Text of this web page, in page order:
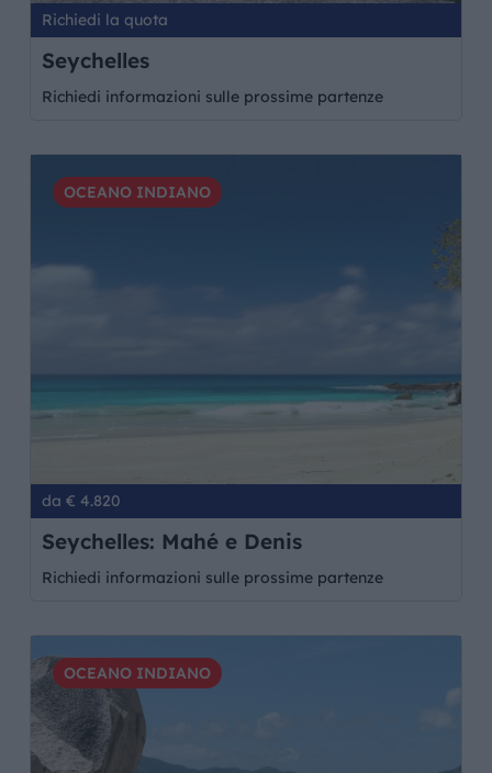
Richiedi la quota
Seychelles
Richiedi informazioni sulle prossime partenze
OCEANO INDIANO
da € 4.820
Seychelles: Mahé e Denis
Richiedi informazioni sulle prossime partenze
OCEANO INDIANO